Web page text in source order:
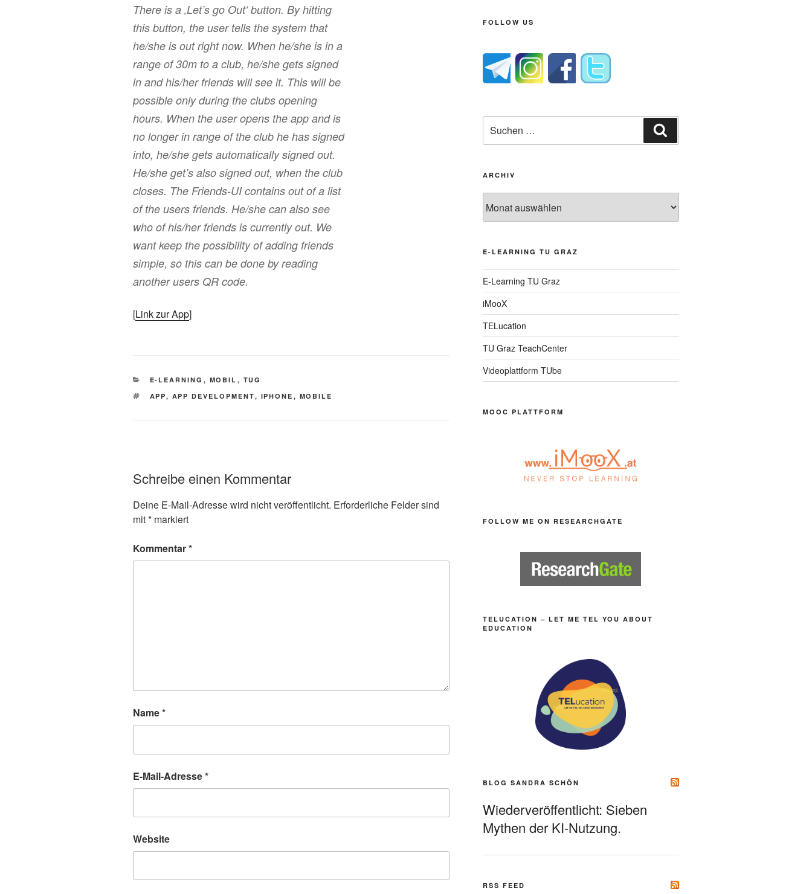
There is a ‚Let’s go Out‘ button. By hitting
this button, the user tells the system that
he/she is out right now. When he/she is in a
range of 30m to a club, he/she gets signed
in and his/her friends will see it. This will be
possible only during the clubs opening
hours. When the user opens the app and is
no longer in range of the club he has signed
into, he/she gets automatically signed out.
He/she get’s also signed out, when the club
closes. The Friends-UI contains out of a list
of the users friends. He/she can also see
who of his/her friends is currently out. We
want keep the possibility of adding friends
simple, so this can be done by reading
another users QR code.
[Link zur App]
KATEGORIEN
E-LEARNING , MOBIL , TUG
SCHLAGWÖRTER
APP, APP DEVELOPMENT, IPHONE , MOBILE
Schreibe einen Kommentar
Deine E-Mail-Adresse wird nicht veröffentlicht. Erforderliche Felder sind
mit* markiert
Kommentar*
Name*
E-Mail-Adresse*
Website
FOLLOW US
nach:
ARCHIV
E-LEARNING TU GRAZ
E-Learning TU Graz
iMooX
TELucation
TU Graz TeachCenter
Videoplattform TUbe
MOOC PLATTFORM
FOLLOW ME ON RESEARCHGATE
TELUCATION – LET ME TEL YOU ABOUT
EDUCATION
BLOG SANDRA SCHÖN
Wiederveröffentlicht: Sieben
Mythen der KI-Nutzung.
RSS FEED